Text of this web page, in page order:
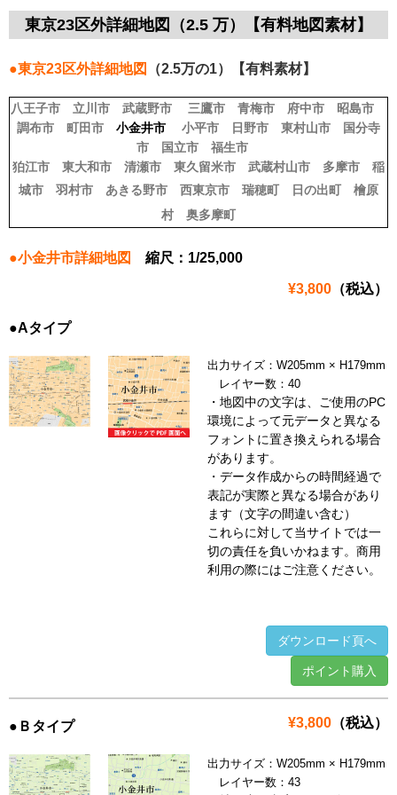
東京23区外詳細地図（2.5 万）【有料地図素材】
●東京23区外詳細地図 （2.5万の1）【有料素材】
八王子市 立川市 武蔵野市 三鷹市 青梅市 府中市
昭島市
調布市
町田市 小金井市 小平市 日野市 東村山市
国分寺
市
国立市
福生市
狛江市
東大和市 清瀬市 東久留米市 武蔵村山市 多摩市
稲
城市
羽村市 あきる野市 西東京市 瑞穂町 日の出町
檜原
村
奥多摩町
●小金井市詳細地図 縮尺：1/25,000
¥3,800 （税込）
●Aタイプ
出力サイズ：W205mm × H179mm
レイヤー数：40
・地図中の文字は、ご使用のPC
環境によって元データと異なる
フォントに置き換えられる場合
があります。
・データ作成からの時間経過で
表記が実際と異なる場合があり
ます（文字の間違い含む）
これらに対して当サイトでは一
切の責任を負いかねます。商用
利用の際にはご注意ください。
ダウンロード頁へ
ポイント購入
¥3,800 （税込）
●Ｂタイプ
出力サイズ：W205mm × H179mm
レイヤー数：43